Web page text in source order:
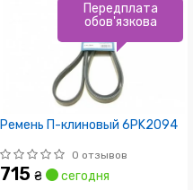
Ремень П-клиновый 6PK2094
0 отзывов
715 ₴ сегодня
Передплата
обов'язкова